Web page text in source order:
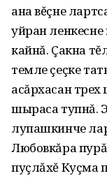
ана вĕçне
уйран
кайнă. Çакна
темле çеçке
асăрхасан
шыраса тупнă.
лупашкинче
Любовкăра
пуçлăхĕ Куçма